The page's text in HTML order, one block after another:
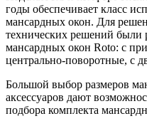
годы обеспечивает класс
мансардных окон. Для
технических решений были
мансардных окон Roto: с
центрально-поворотные, с
Большой выбор размеров
аксессуаров дают
подбора комплекта